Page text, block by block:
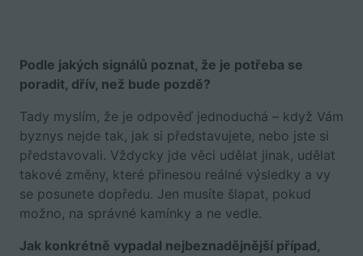
Podle jakých signálů poznat, že je potřeba se
poradit, dřív, než bude pozdě?
Tady myslím, že je odpověď jednoduchá – když Vám
byznys nejde tak, jak si představujete, nebo jste si
představovali. Vždycky jde věci udělat jinak, udělat
takové změny, které přinesou reálné výsledky a vy
se posunete dopředu. Jen musíte šlapat, pokud
možno, na správné kamínky a ne vedle.
Jak konkrétně vypadal nejbeznadějnější případ,